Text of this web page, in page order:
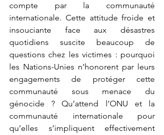
compte par la communauté
internationale. Cette attitude froide et
insouciante face aux désastres
quotidiens suscite beaucoup de
questions chez les victimes : pourquoi
les Nations-Unies n’honorent par leurs
engagements de protéger cette
communauté sous menace du
génocide ? Qu’attend l’ONU et la
communauté internationale pour
qu’elles s’impliquent effectivement